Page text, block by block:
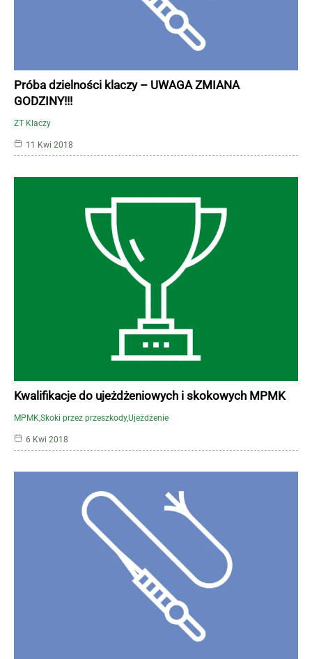
ZT Klaczy
Próba dzielności klaczy – UWAGA ZMIANA
GODZINY!!!
11 Kwi 2018
MPMK Skoki przez przeszkodyUjeżdżenie
Kwalifikacje do ujeżdżeniowych i skokowych MPMK
6 Kwi 2018